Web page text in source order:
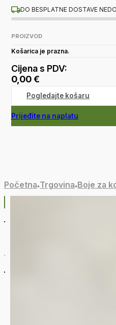
DO BESPLATNE DOSTAVE
PROIZVOD
Košarica je prazna.
Cijena s PDV:
0,00€
Pogledajte košaru
Prijeđite na naplatu
Početna Trgovina Boje za